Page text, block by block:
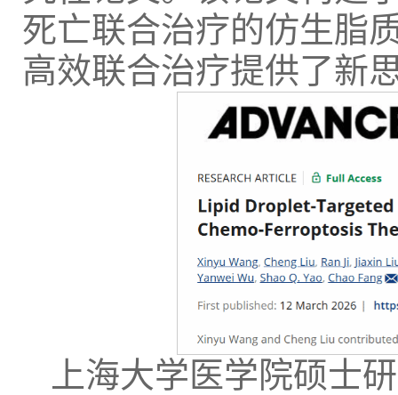
死亡联合治疗的仿生脂
高效联合治疗提供了新
上海大学医学院硕士